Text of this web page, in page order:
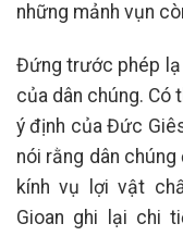
những mảnh vụn
Đứng trước phép lạ
của dân chúng. Có
ý định của Đức
nói rằng dân
kính vụ lợi vật
Gioan ghi lại chi